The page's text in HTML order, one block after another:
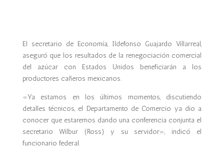
El secretario de Economía, Ildefonso Guajardo Villarreal,
aseguró que los resultados de la renegociación comercial
del azúcar con Estados Unidos beneficiarán a los
productores cañeros mexicanos.
«Ya estamos en los últimos momentos, discutiendo
detalles técnicos, el Departamento de Comercio ya dio a
conocer que estaremos dando una conferencia conjunta el
secretario Wilbur (Ross) y su servidor», indicó el
funcionario federal.